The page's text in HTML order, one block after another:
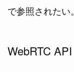
で参照されたい。
WebRTC API